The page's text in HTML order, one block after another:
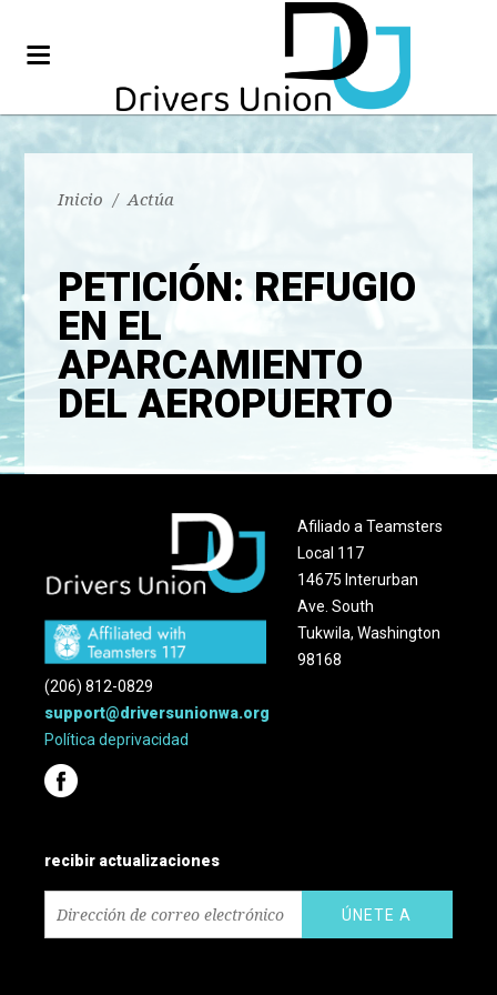
Inicio / Actúa
PETICIÓN: REFUGIO
EN EL
APARCAMIENTO
DEL AEROPUERTO
Afiliado a Teamsters
Local 117
14675 Interurban
Ave. South
Tukwila, Washington
98168
(206) 812-0829
support@driversunionwa.org
Política deprivacidad
recibir actualizaciones